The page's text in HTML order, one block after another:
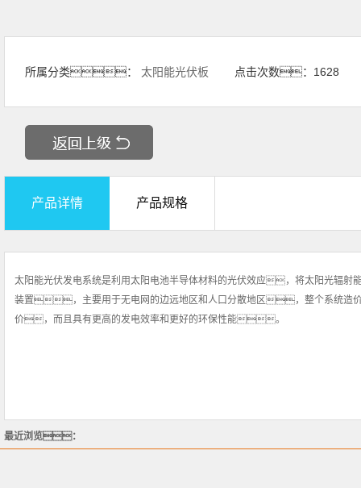
所属分类： 太阳能光伏板 点击次数： 1628
产品详情 产品规格
太阳能光伏发电系统是利用太阳电池半导体材料的光伏效应，将太阳光辐
装置，主要用于无电网的边远地区和人口分散地区，整个系统
价，而且具有更高的发电效率和更好的环保性能。
最近浏览：